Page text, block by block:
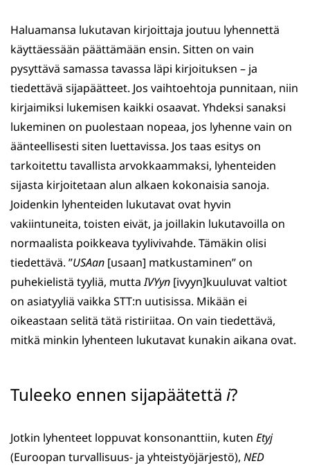
Haluamansa lukutavan kirjoittaja joutuu lyhennettä
käyttäessään päättämään ensin. Sitten on vain
pysyttävä samassa tavassa läpi kirjoituksen – ja
tiedettävä sijapäätteet. Jos vaihtoehtoja punnitaan, niin
kirjaimiksi lukemisen kaikki osaavat. Yhdeksi sanaksi
lukeminen on puolestaan nopeaa, jos lyhenne vain on
äänteellisesti siten luettavissa. Jos taas esitys on
tarkoitettu tavallista arvokkaammaksi, lyhenteiden
sijasta kirjoitetaan alun alkaen kokonaisia sanoja.
Joidenkin lyhenteiden lukutavat ovat hyvin
vakiintuneita, toisten eivät, ja joillakin lukutavoilla on
normaalista poikkeava tyylivivahde. Tämäkin olisi
tiedettävä. ”USAan [usaan] matkustaminen” on
puhekielistä tyyliä, muttaIVYyn [ivyyn]kuuluvat valtiot
on asiatyyliä vaikka STT:n uutisissa. Mikään ei
oikeastaan selitä tätä ristiriitaa. On vain tiedettävä,
mitkä minkin lyhenteen lukutavat kunakin aikana ovat.
Tuleeko ennen sijapäätettä i?
Jotkin lyhenteet loppuvat konsonanttiin, kuten Etyj
(Euroopan turvallisuus- ja yhteistyöjärjestö), NED